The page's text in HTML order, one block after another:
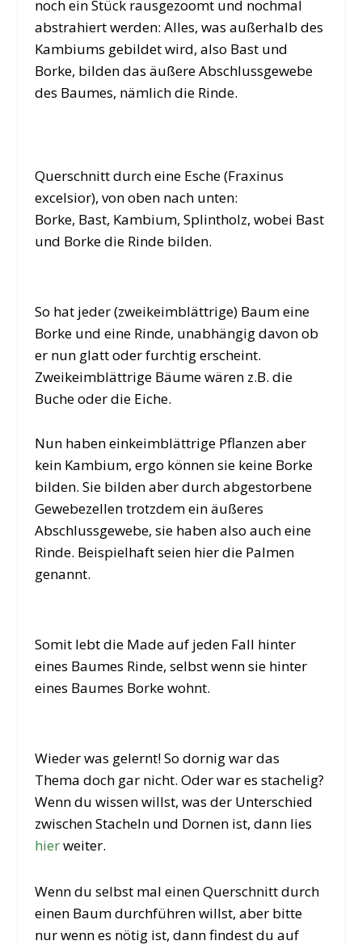
noch ein Stück rausgezoomt und nochmal
abstrahiert werden: Alles, was außerhalb des
Kambiums gebildet wird, also Bast und
Borke, bilden das äußere Abschlussgewebe
des Baumes, nämlich die Rinde.
Querschnitt durch eine Esche (Fraxinus
excelsior), von oben nach unten:
Borke, Bast, Kambium, Splintholz, wobei Bast
und Borke die Rinde bilden.
So hat jeder (zweikeimblättrige) Baum eine
Borke und eine Rinde, unabhängig davon ob
er nun glatt oder furchtig erscheint.
Zweikeimblättrige Bäume wären z.B. die
Buche oder die Eiche.
Nun haben einkeimblättrige Pflanzen aber
kein Kambium, ergo können sie keine Borke
bilden. Sie bilden aber durch abgestorbene
Gewebezellen trotzdem ein äußeres
Abschlussgewebe, sie haben also auch eine
Rinde. Beispielhaft seien hier die Palmen
genannt.
Somit lebt die Made auf jeden Fall hinter
eines Baumes Rinde, selbst wenn sie hinter
eines Baumes Borke wohnt.
Wieder was gelernt! So dornig war das
Thema doch gar nicht. Oder war es stachelig?
Wenn du wissen willst, was der Unterschied
zwischen Stacheln und Dornen ist, dann lies
hierweiter.
Wenn du selbst mal einen Querschnitt durch
einen Baum durchführen willst, aber bitte
nur wenn es nötig ist, dann findest du auf